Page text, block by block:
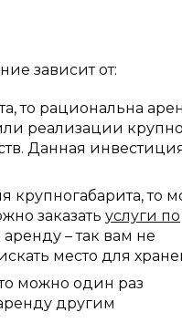
зависит от:
то рациональна
реализации
Данная
крупногабарита, то
заказать услуги по
– так вам не
место для
можно один раз
другим